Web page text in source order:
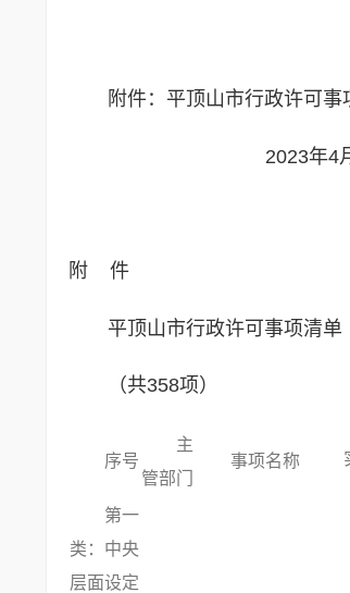
附件：平顶山市行政许可事
2023年4月
附 件
平顶山市行政许可事项清单
（共358项）
序号
主
管部门
事项名称
第一
类：中央
层面设定